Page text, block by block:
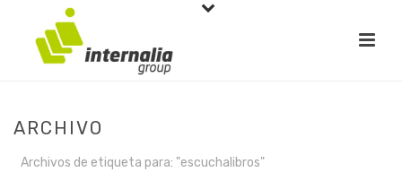
ARCHIVO
Archivos de etiqueta para: "escuchalibros"